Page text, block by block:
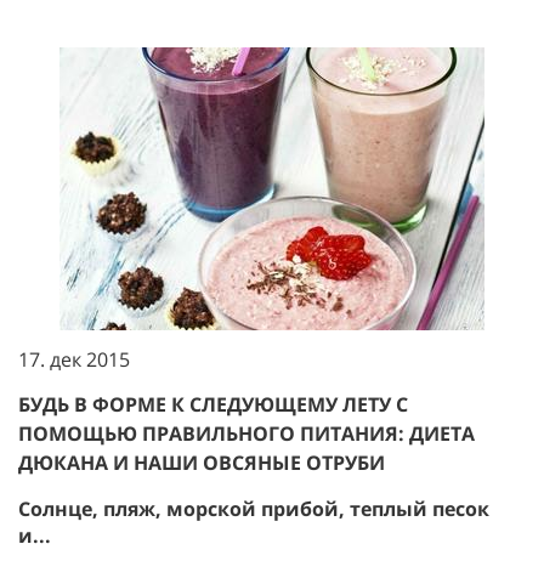
17. дек 2015
БУДЬ В ФОРМЕ К СЛЕДУЮЩЕМУ ЛЕТУ С
ПОМОЩЬЮ ПРАВИЛЬНОГО ПИТАНИЯ: ДИЕТА
ДЮКАНА И НАШИ ОВСЯНЫЕ ОТРУБИ
Солнце, пляж, морской прибой, теплый песок
и...